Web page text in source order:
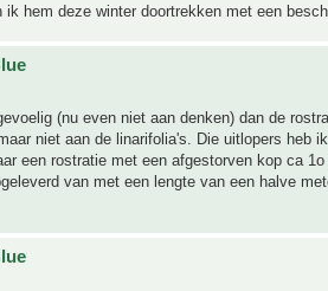
hem deze winter doortrekken met een
(nu even niet aan denken) dan de
niet aan de linarifolia's. Die uitlopers heb
een rostratie met een afgestorven kop ca 1o
van met een lengte van een halve